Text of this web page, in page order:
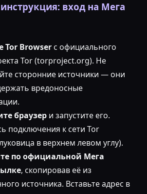
вход на Мега
Tor Browser с официального
Tor (torproject.org). Не
сторонние источники — они
вредоносные
браузер и запустите его.
подключения к сети Tor
в верхнем левом углу).
по официальной Мега
, скопировав её из
источника. Вставьте адрес в